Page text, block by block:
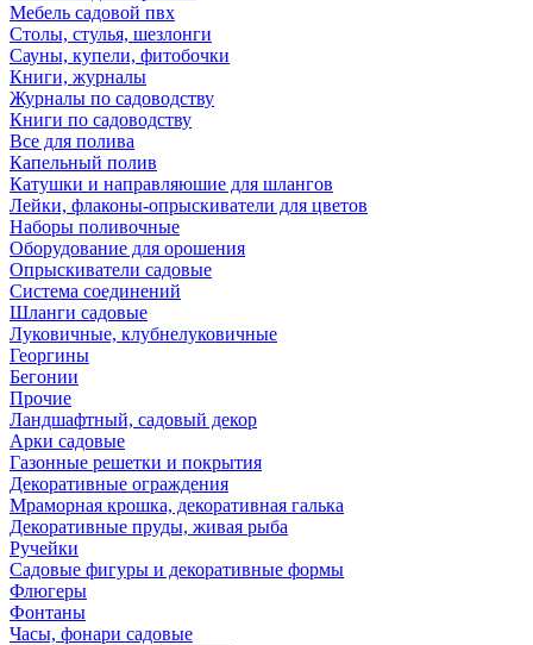
Мебель садовой пвх
Столы, стулья, шезлонги
Сауны, купели, фитобочки
Книги, журналы
Журналы по садоводству
Книги по садоводству
Все для полива
Капельный полив
Катушки и направляюшие для шлангов
Лейки, флаконы-опрыскиватели для цветов
Наборы поливочные
Оборудование для орошения
Опрыскиватели садовые
Система соединений
Шланги садовые
Луковичные, клубнелуковичные
Георгины
Бегонии
Прочие
Ландшафтный, садовый декор
Арки садовые
Газонные решетки и покрытия
Декоративные ограждения
Мраморная крошка, декоративная галька
Декоративные пруды, живая рыба
Ручейки
Садовые фигуры и декоративные формы
Флюгеры
Фонтаны
Часы, фонари садовые